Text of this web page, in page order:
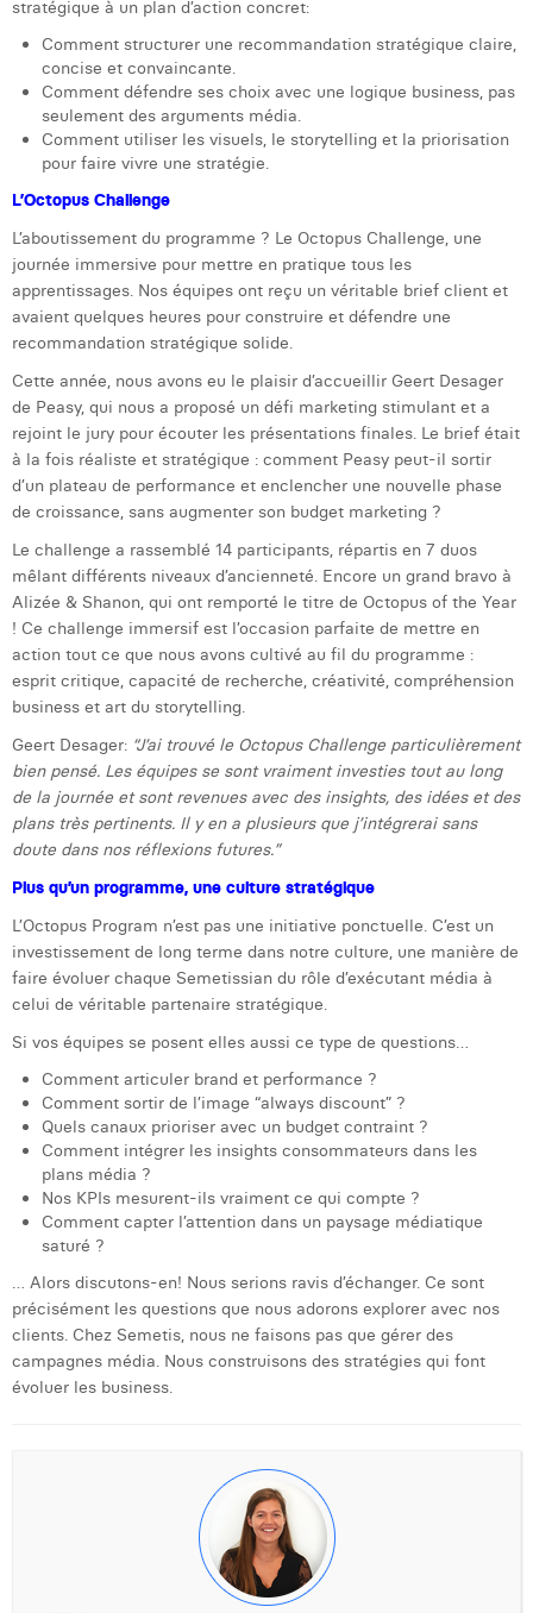
stratégique à un plan d’action concret:
Comment structurer une recommandation stratégique claire,
concise et convaincante.
Comment défendre ses choix avec une logique business, pas
seulement des arguments média.
Comment utiliser les visuels, le storytelling et la priorisation
pour faire vivre une stratégie.
L’Octopus Challenge
L’aboutissement du programme ? Le Octopus Challenge, une
journée immersive pour mettre en pratique tous les
apprentissages. Nos équipes ont reçu un véritable brief client et
avaient quelques heures pour construire et défendre une
recommandation stratégique solide.
Cette année, nous avons eu le plaisir d’accueillir Geert Desager
de Peasy, qui nous a proposé un défi marketing stimulant et a
rejoint le jury pour écouter les présentations finales. Le brief était
à la fois réaliste et stratégique : comment Peasy peut-il sortir
d’un plateau de performance et enclencher une nouvelle phase
de croissance, sans augmenter son budget marketing ?
Le challenge a rassemblé 14 participants, répartis en 7 duos
mêlant différents niveaux d’ancienneté. Encore un grand bravo à
Alizée & Shanon, qui ont remporté le titre de Octopus of the Year
! Ce challenge immersif est l’occasion parfaite de mettre en
action tout ce que nous avons cultivé au fil du programme :
esprit critique, capacité de recherche, créativité, compréhension
business et art du storytelling.
Geert Desager: “J’ai trouvé le Octopus Challenge particulièrement
bien pensé. Les équipes se sont vraiment investies tout au long
de la journée et sont revenues avec des insights, des idées et des
plans très pertinents. Il y en a plusieurs que j’intégrerai sans
doute dans nos réflexions futures.”
Plus qu’un programme, une culture stratégique
L’Octopus Program n’est pas une initiative ponctuelle. C’est un
investissement de long terme dans notre culture, une manière de
faire évoluer chaque Semetissian du rôle d’exécutant média à
celui de véritable partenaire stratégique.
Si vos équipes se posent elles aussi ce type de questions…
Comment articuler brand et performance ?
Comment sortir de l’image “always discount” ?
Quels canaux prioriser avec un budget contraint ?
Comment intégrer les insights consommateurs dans les
plans média ?
Nos KPIs mesurent-ils vraiment ce qui compte ?
Comment capter l’attention dans un paysage médiatique
saturé ?
… Alors discutons-en! Nous serions ravis d’échanger. Ce sont
précisément les questions que nous adorons explorer avec nos
clients. Chez Semetis, nous ne faisons pas que gérer des
campagnes média. Nous construisons des stratégies qui font
évoluer les business.